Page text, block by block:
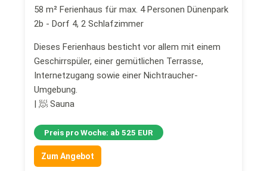
58 m² Ferienhaus für max. 4 Personen Dünenpark
2b - Dorf 4, 2 Schlafzimmer
Dieses Ferienhaus besticht vor allem mit einem
Geschirrspüler, einer gemütlichen Terrasse,
Internetzugang sowie einer Nichtraucher-
Umgebung.
| 🧖 Sauna
Preis pro Woche: ab 525 EUR
Zum Angebot